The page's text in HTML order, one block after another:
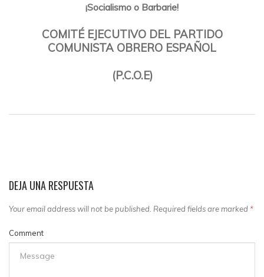
¡Socialismo o Barbarie!
COMITÉ EJECUTIVO DEL PARTIDO
COMUNISTA OBRERO ESPAÑOL
(P.C.O.E)
DEJA UNA RESPUESTA
Your email address will not be published. Required fields are marked *
Comment